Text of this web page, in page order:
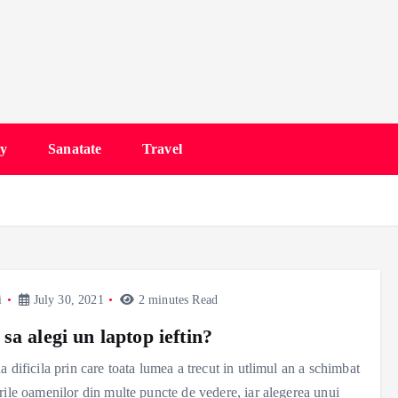
Sanatate Travel
July 30, 2021 2 minutes Read
alegi un laptop ieftin?
dificila prin care toata lumea a trecut in utlimul an a schimbat
oamenilor din multe puncte de vedere, iar alegerea unui